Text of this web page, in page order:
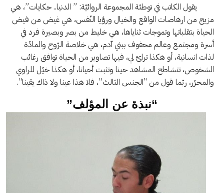
يقول الكاتب في توطئة المجموعة الروائيّة: ” الدنيا.. حكايات”، هي
مزيج من ارهاصات الواقع والخيال ورؤيا النّفس، هي غيض من فيض
الحياة بتقلباتها وتموجات ثناياها، هي خليط من بصر وبصيرة فرد في
أسرة ومجتمع وعالم محفوف ببني آدم، هي خلاصة الرّوح والمادّة
لذات انسانية، أو هكذا ترائ لي، فيها تصاوير من الحياة توافق رغائب
الشخوص، تتشاطح المشاهد حينا وتثبت أحيانا، أو هكذا خيّل للراوي
والمحرّر، ربّما قول من “الجنس الثالث”، فلا هذا عينا ولا ذاك يقينا”.
“نبذة عن المؤلف”